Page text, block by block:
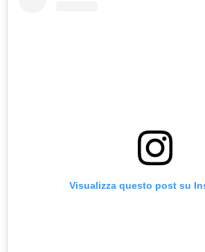
Visualizza questo post su